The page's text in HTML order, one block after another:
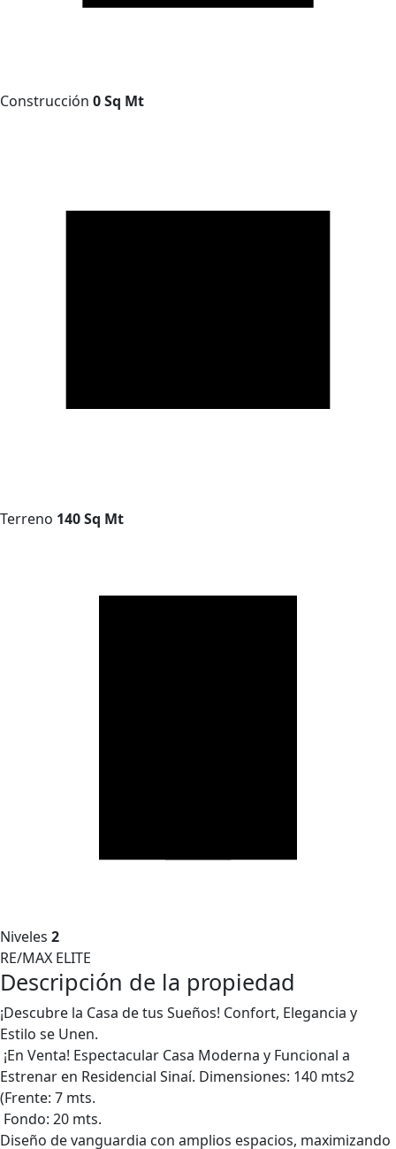
Construcción 0 Sq Mt
Terreno 140 Sq Mt
Niveles 2
RE/MAX ELITE
Descripción de la propiedad
¡Descubre la Casa de tus Sueños! Confort, Elegancia y
Estilo se Unen.
¡En Venta! Espectacular Casa Moderna y Funcional a
Estrenar en Residencial Sinaí. Dimensiones: 140 mts2
(Frente: 7 mts.
Fondo: 20 mts.
Diseño de vanguardia con amplios espacios, maximizando